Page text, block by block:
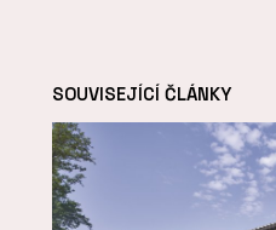
SOUVISEJÍCÍ ČLÁNKY